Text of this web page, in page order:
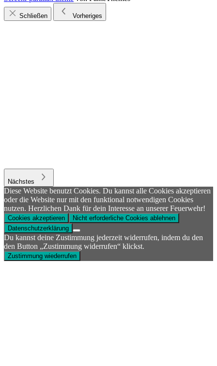
Schließen Vorheriges
Nächstes
Diese Website benutzt Cookies. Du kannst alle Cookies akzeptieren
oder die Website nur mit den funktional notwendigen Cookies
nutzen. Herzlichen Dank für dein Interesse an unserer Feuerwehr!
Cookies akzeptieren
Nicht erforderliche Cookies ablehnen
Datenschutzerklärung
Du kannst deine Zustimmung jederzeit widerrufen, indem du den
den Button „Zustimmung widerrufen“ klickst.
Zustimmung wiederrufen